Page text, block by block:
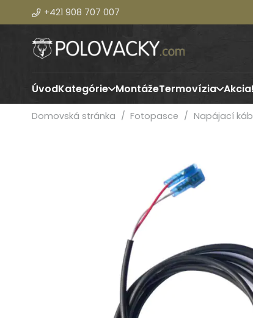
+421 908 707 007
ÚvodKategórie MontážeTermovízia Akcia!
Domovská stránka / Fotopasce / Napájací